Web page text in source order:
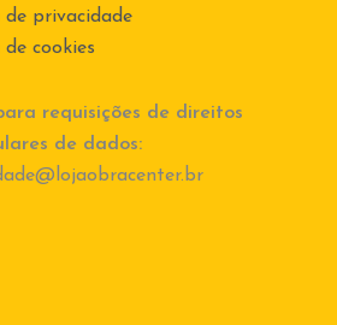
de privacidade
cookies
requisições de direitos
de dados: